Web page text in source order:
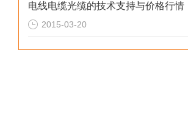
电线电缆光缆的技术支持与价格行情
2015-03-20